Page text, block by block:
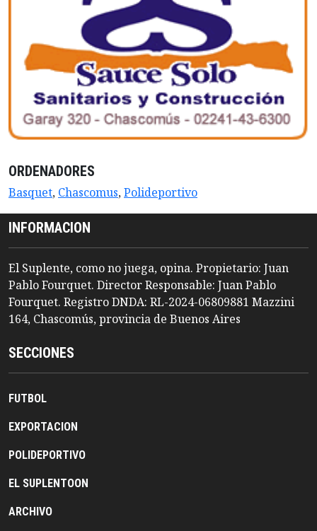
ORDENADORES
Basquet, Chascomus,Polideportivo
INFORMACION
El Suplente, como no juega, opina. Propietario: Juan
Pablo Fourquet. Director Responsable: Juan Pablo
Fourquet. Registro DNDA: RL-2024-06809881 Mazzini
164, Chascomús, provincia de Buenos Aires
SECCIONES
FUTBOL
EXPORTACION
POLIDEPORTIVO
EL SUPLENTOON
ARCHIVO